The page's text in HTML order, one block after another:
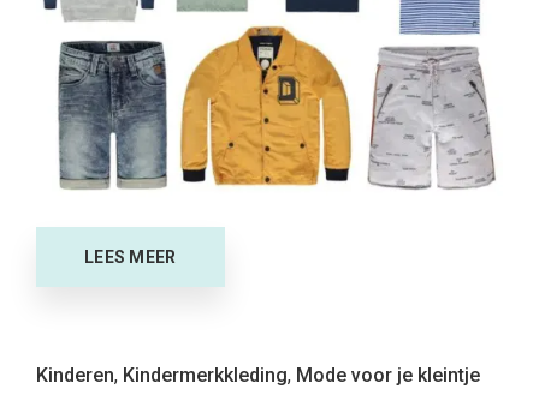
LEES MEER
Kinderen, Kindermerkkleding, Mode voor je kleintje